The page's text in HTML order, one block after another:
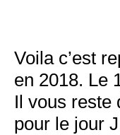
Voila c’est
en 2018. Le
Il vous reste
pour le jour